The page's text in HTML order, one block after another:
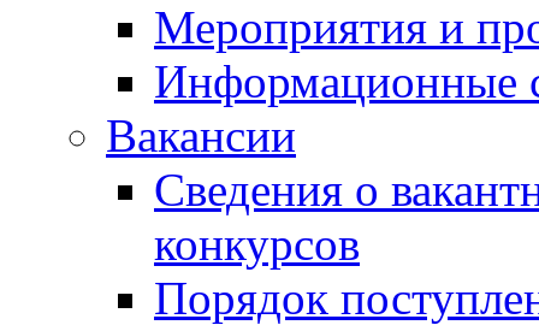
Мероприятия и
Информационные
Вакансии
Сведения о
конкурсов
Порядок